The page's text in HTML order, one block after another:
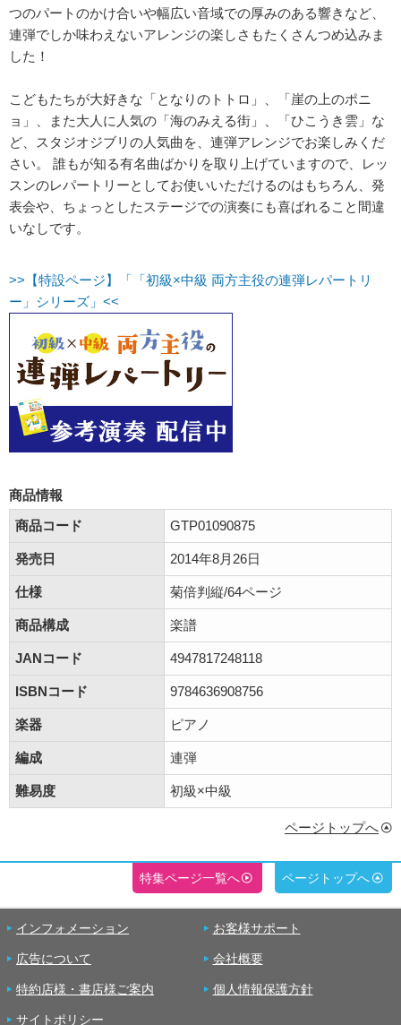
つのパートのかけ合いや幅広い音域での厚みのある響きなど、
連弾でしか味わえないアレンジの楽しさもたくさんつめ込みま
した！
こどもたちが大好きな「となりのトトロ」、「崖の上のポニ
ョ」、また大人に人気の「海のみえる街」、「ひこうき雲」な
ど、スタジオジブリの人気曲を、連弾アレンジでお楽しみくだ
さい。 誰もが知る有名曲ばかりを取り上げていますので、レッ
スンのレパートリーとしてお使いいただけるのはもちろん、発
表会や、ちょっとしたステージでの演奏にも喜ばれること間違
いなしです。
>>【特設ページ】「「初級×中級 両方主役の連弾レパートリ
ー」シリーズ」<<
商品情報
商品コード
GTP01090875
発売日 2014年8月26日
仕様 菊倍判縦/64ページ
商品構成 楽譜
JANコード 4947817248118
ISBNコード 9784636908756
楽器 ピアノ
編成 連弾
難易度 初級×中級
ページトップへ
特集ページ一覧へ ページトップへ
インフォメーション お客様サポート
広告について 会社概要
特約店様・書店様ご案内 個人情報保護方針
サイトポリシー